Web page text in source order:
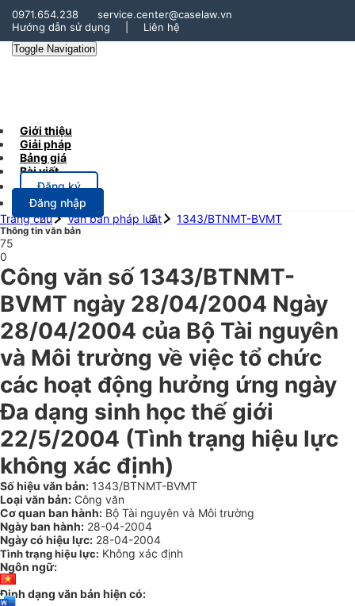
0971.654.238
service.center@caselaw.vn
Hướng dẫn sử dụng
Liên hệ
Toggle Navigation
Giới thiệu
Giải pháp
Bảng giá
Bài viết
Đăng ký
Đăng nhập
Trang chủ
Văn bản pháp luật 1343/BTNMT-BVMT
Thông tin văn bản
75
0
Công văn số 1343/BTNMT-
BVMT ngày 28/04/2004 Ngày
28/04/2004 của Bộ Tài nguyên
và Môi trường về việc tổ chức
các hoạt động hưởng ứng ngày
Đa dạng sinh học thế giới
22/5/2004 (Tình trạng hiệu lực
không xác định)
Số hiệu văn bản: 1343/BTNMT-BVMT
Loại văn bản: Công văn
Cơ quan ban hành: Bộ Tài nguyên và Môi trường
Ngày ban hành: 28-04-2004
Ngày có hiệu lực: 28-04-2004
Tình trạng hiệu lực: Không xác định
Ngôn ngữ:
Định dạng văn bản hiện có: